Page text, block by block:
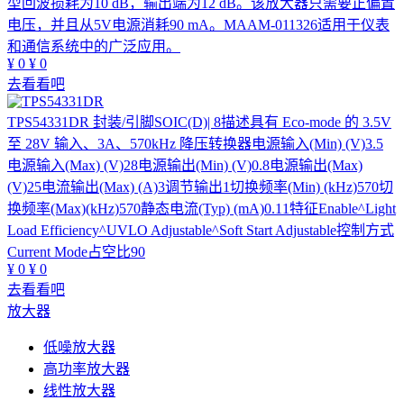
型回波损耗为10 dB，输出端为12 dB。该放大器只需要正偏置
电压，并且从5V电源消耗90 mA。MAAM-011326适用于仪表
和通信系统中的广泛应用。
¥ 0 ¥ 0
去看看吧
TPS54331DR 封装/引脚SOIC(D)| 8描述具有 Eco-mode 的 3.5V
至 28V 输入、3A、570kHz 降压转换器电源输入(Min) (V)3.5
电源输入(Max) (V)28电源输出(Min) (V)0.8电源输出(Max)
(V)25电流输出(Max) (A)3调节输出1切换频率(Min) (kHz)570切
换频率(Max)(kHz)570静态电流(Typ) (mA)0.11特征Enable^Light
Load Efficiency^UVLO Adjustable^Soft Start Adjustable控制方式
Current Mode占空比90
¥ 0 ¥ 0
去看看吧
放大器
低噪放大器
高功率放大器
线性放大器